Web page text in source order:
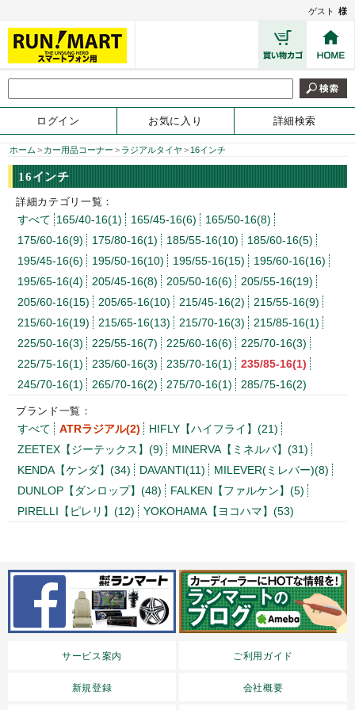
ゲスト 様
ログイン お気に入り 詳細検索
ホーム > カー用品コーナー > ラジアルタイヤ > 16インチ
16インチ
詳細カテゴリ一覧：
すべて 165/40-16(1) 165/45-16(6)
165/50-16(8)
175/60-16(9)
175/80-16(1) 185/55-16(10)
185/60-16(5)
195/45-16(6)
195/50-16(10) 195/55-16(15)
195/60-16(16)
195/65-16(4)
205/45-16(8) 205/50-16(6)
205/55-16(19)
205/60-16(15)
205/65-16(10) 215/45-16(2)
215/55-16(9)
215/60-16(19)
215/65-16(13) 215/70-16(3)
215/85-16(1)
225/50-16(3)
225/55-16(7) 225/60-16(6)
225/70-16(3)
225/75-16(1)
235/60-16(3) 235/70-16(1)
235/85-16(1)
245/70-16(1)
265/70-16(2) 275/70-16(1) 285/75-16(2)
ブランド一覧：
すべて ATRラジアル(2)
HIFLY【ハイフライ】(21)
ZEETEX【ジーテックス】(9)
MINERVA【ミネルバ】(31)
KENDA【ケンダ】(34)
DAVANTI(11)
MILEVER(ミレバー)(8)
DUNLOP【ダンロップ】(48)
FALKEN【ファルケン】(5)
PIRELLI【ピレリ】(12)
YOKOHAMA【ヨコハマ】(53)
サービス案内 ご利用ガイド
新規登録 会社概要